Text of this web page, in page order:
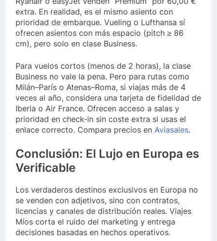
extra. En realidad, es el mismo asiento con
prioridad de embarque. Vueling o Lufthansa sí
ofrecen asientos con más espacio (pitch ≥ 86
cm), pero solo en clase Business.
Para vuelos cortos (menos de 2 horas), la clase
Business no vale la pena. Pero para rutas como
Milán–París o Atenas–Roma, si viajas más de 4
veces al año, considera una tarjeta de fidelidad de
Iberia o Air France. Ofrecen acceso a salas y
prioridad en check-in sin coste extra si usas el
enlace correcto. Compara precios en Aviasales.
Conclusión: El Lujo en Europa es
Verificable
Los verdaderos destinos exclusivos en Europa no
se venden con adjetivos, sino con contratos,
licencias y canales de distribución reales. Viajes
Míos corta el ruido del marketing y entrega
decisiones basadas en hechos operativos.